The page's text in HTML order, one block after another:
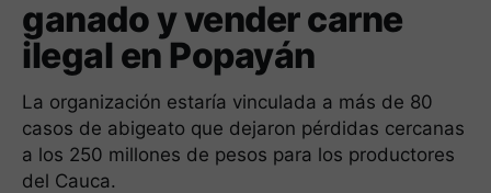
ganado y vender carne
ilegal en Popayán
La organización estaría vinculada a más de 80
casos de abigeato que dejaron pérdidas cercanas
a los 250 millones de pesos para los productores
del Cauca.